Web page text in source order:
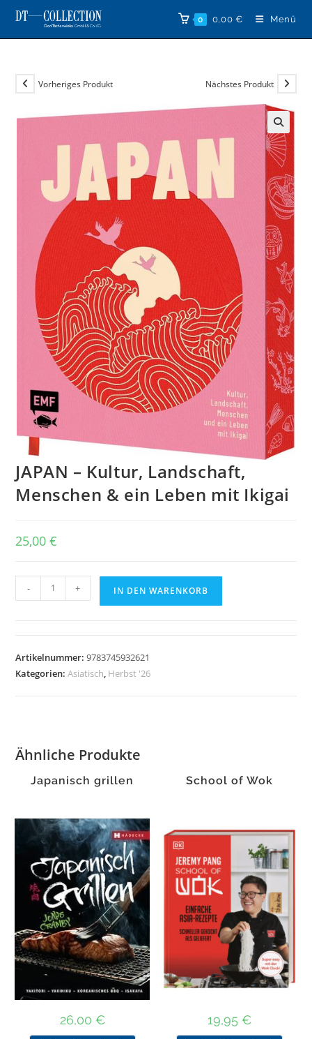
Zum
Inhalt
springen
0 0,00 € Menü
Vorheriges Produkt Nächstes Produkt
🔍
JAPAN – Kultur, Landschaft,
Menschen & ein Leben mit Ikigai
25,00€
–
Menschen
&
Menge
- + IN DEN WARENKORB
Artikelnummer:9783745932621
Kategorien:Asiatisch Herbst '26
Ähnliche Produkte
Japanisch grillen
26,00 €
School of Wok
19,95 €